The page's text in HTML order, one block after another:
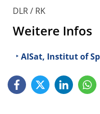
DLR / RK
Weitere Infos
AISat, Institut of